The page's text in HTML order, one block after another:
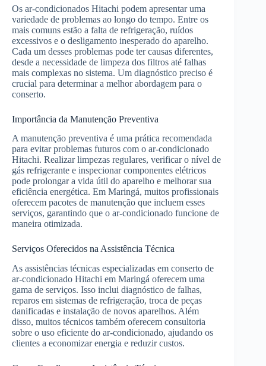
Os ar-condicionados Hitachi podem apresentar uma
variedade de problemas ao longo do tempo. Entre os
mais comuns estão a falta de refrigeração, ruídos
excessivos e o desligamento inesperado do aparelho.
Cada um desses problemas pode ter causas diferentes,
desde a necessidade de limpeza dos filtros até falhas
mais complexas no sistema. Um diagnóstico preciso é
crucial para determinar a melhor abordagem para o
conserto.
Importância da Manutenção Preventiva
A manutenção preventiva é uma prática recomendada
para evitar problemas futuros com o ar-condicionado
Hitachi. Realizar limpezas regulares, verificar o nível de
gás refrigerante e inspecionar componentes elétricos
pode prolongar a vida útil do aparelho e melhorar sua
eficiência energética. Em Maringá, muitos profissionais
oferecem pacotes de manutenção que incluem esses
serviços, garantindo que o ar-condicionado funcione de
maneira otimizada.
Serviços Oferecidos na Assistência Técnica
As assistências técnicas especializadas em conserto de
ar-condicionado Hitachi em Maringá oferecem uma
gama de serviços. Isso inclui diagnóstico de falhas,
reparos em sistemas de refrigeração, troca de peças
danificadas e instalação de novos aparelhos. Além
disso, muitos técnicos também oferecem consultoria
sobre o uso eficiente do ar-condicionado, ajudando os
clientes a economizar energia e reduzir custos.